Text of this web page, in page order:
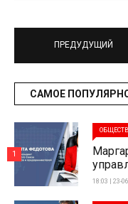
ПРЕДУДУЩИЙ
САМОЕ
18:03 | 23-
1